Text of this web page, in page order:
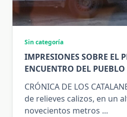
Sin categoría
IMPRESIONES SOBRE EL
ENCUENTRO DEL
CRÓNICA DE LOS
de relieves calizos, en un
novecientos metros ...